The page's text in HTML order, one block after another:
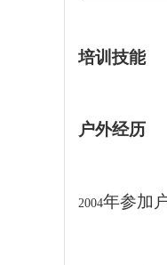
培训技能
户外经历
2004年参加